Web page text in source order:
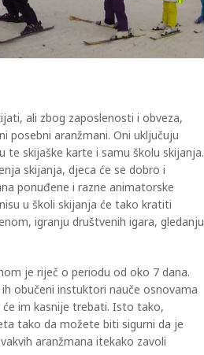
ali zbog zaposlenosti i obveza,
posebni aranžmani. Oni uključuju
te skijaške karte i samu školu skijanja.
skijanja, djeca će se dobro i
ponuđene i razne animatorske
u školi skijanja će tako kratiti
igranju društvenih igara, gledanju
je riječ o periodu od oko 7 dana.
obučeni instuktori nauče osnovama
im kasnije trebati. Isto tako,
tako da možete biti sigurni da je
aranžmana itekako zavoli